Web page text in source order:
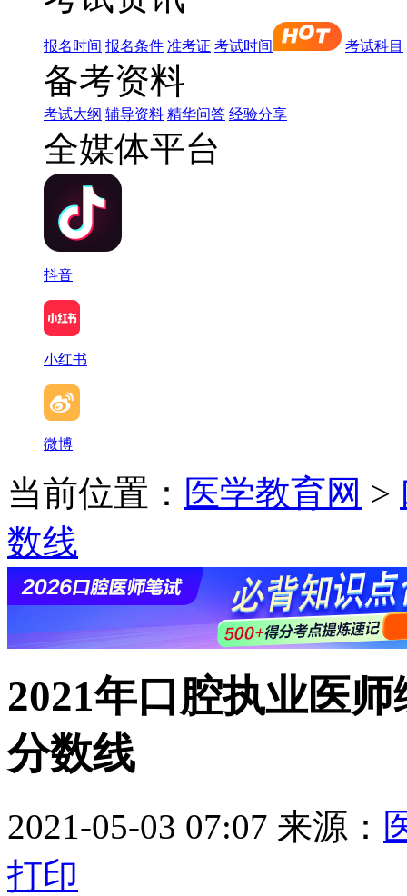
报名时间 报名条件 准考证 考试时间 考试科目
备考资料
考试大纲 辅导资料 精华问答 经验分享
全媒体平台
抖音
小红书
微博
当前位置： 医学教育网 >
数线
2021年口腔执业医
分数线
2021-05-03 07:07 来源：
打印